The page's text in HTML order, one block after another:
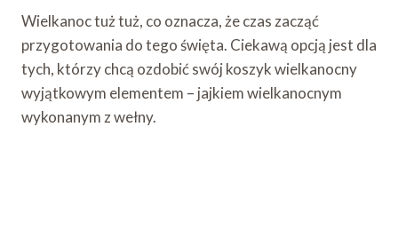
Wielkanoc tuż tuż, co oznacza, że ​​czas zacząć
przygotowania do tego święta. Ciekawą opcją jest dla
tych, którzy chcą ozdobić swój koszyk wielkanocny
wyjątkowym elementem – jajkiem wielkanocnym
wykonanym z wełny.